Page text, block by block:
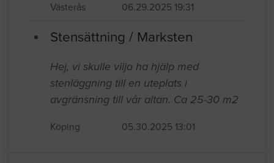
Västerås 06.29.2025 19:31
Stensättning / Marksten
Hej, vi skulle vilja ha hjälp med
stenläggning till en uteplats i
avgränsning till vår altan. Ca 25-30 m2
Köping 05.30.2025 13:01